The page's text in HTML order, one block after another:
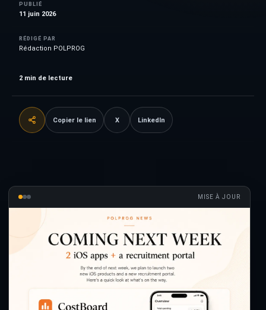
PUBLIÉ
11 juin 2026
RÉDIGÉ PAR
Rédaction POLPROG
2 min de lecture
Copier le lien X LinkedIn
MISE À JOUR